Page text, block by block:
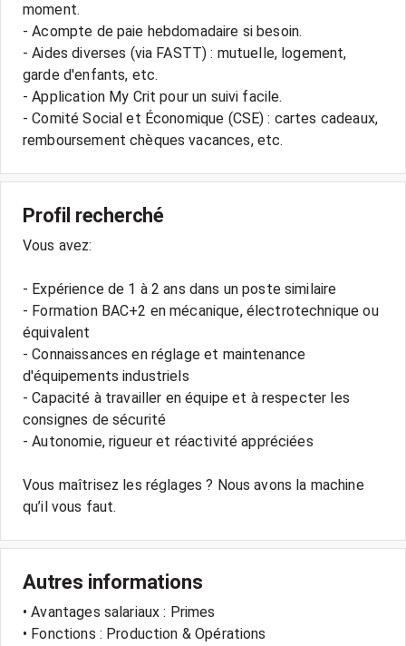
moment.
- Acompte de paie hebdomadaire si besoin.
- Aides diverses (via FASTT) : mutuelle, logement,
garde d'enfants, etc.
- Application My Crit pour un suivi facile.
- Comité Social et Économique (CSE) : cartes cadeaux,
Profil recherché
Vous avez:
- Expérience de 1 à 2 ans dans un poste similaire
- Formation BAC+2 en mécanique, électrotechnique ou
équivalent
- Connaissances en réglage et maintenance
d'équipements industriels
- Capacité à travailler en équipe et à respecter les
consignes de sécurité
- Autonomie, rigueur et réactivité appréciées
Vous maîtrisez les réglages ? Nous avons la machine
qu’il vous faut.
Autres informations
• Avantages salariaux : Primes
• Fonctions : Production & Opérations